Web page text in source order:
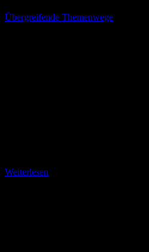
Übergreifende Themenwege
Weiterlesen